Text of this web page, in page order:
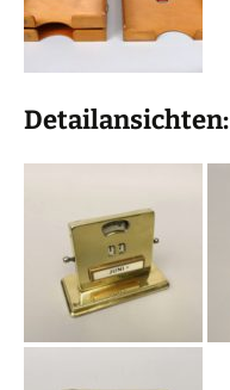
Detailansichten: